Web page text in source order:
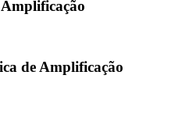
Amplificação
de Amplificação